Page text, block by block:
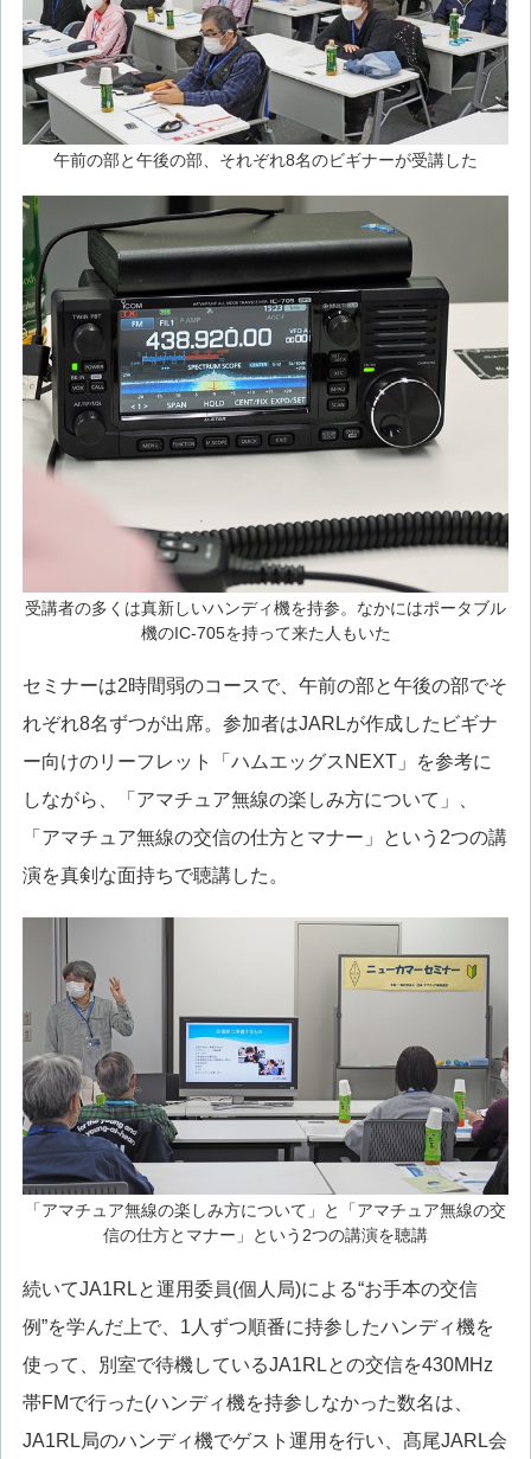
午前の部と午後の部、それぞれ8名のビギナーが受講した
受講者の多くは真新しいハンディ機を持参。なかにはポータブル
機のIC-705を持って来た人もいた
セミナーは2時間弱のコースで、午前の部と午後の部でそ
れぞれ8名ずつが出席。参加者はJARLが作成したビギナ
ー向けのリーフレット「ハムエッグスNEXT」を参考に
しながら、「アマチュア無線の楽しみ方について」、
「アマチュア無線の交信の仕方とマナー」という2つの講
演を真剣な面持ちで聴講した。
「アマチュア無線の楽しみ方について」と「アマチュア無線の交
信の仕方とマナー」という2つの講演を聴講
続いてJA1RLと運用委員(個人局)による“お手本の交信
例”を学んだ上で、1人ずつ順番に持参したハンディ機を
使って、別室で待機しているJA1RLとの交信を430MHz
帯FMで行った(ハンディ機を持参しなかった数名は、
JA1RL局のハンディ機でゲスト運用を行い、髙尾JARL会